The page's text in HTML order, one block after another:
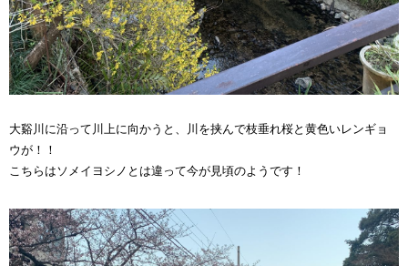
大谿川に沿って川上に向かうと、川を挟んで枝垂れ桜と黄色いレンギョ
ウが！！
こちらはソメイヨシノとは違って今が見頃のようです！